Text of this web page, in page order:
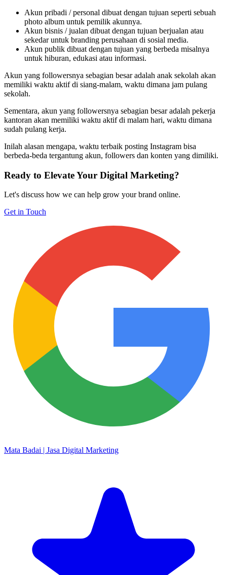
Akun pribadi / personal dibuat dengan tujuan seperti sebuah
photo album untuk pemilik akunnya.
Akun bisnis / jualan dibuat dengan tujuan berjualan atau
sekedar untuk branding perusahaan di sosial media.
Akun publik dibuat dengan tujuan yang berbeda misalnya
untuk hiburan, edukasi atau informasi.
Akun yang followersnya sebagian besar adalah anak sekolah akan
memiliki waktu aktif di siang-malam, waktu dimana jam pulang
sekolah.
Sementara, akun yang followersnya sebagian besar adalah pekerja
kantoran akan memiliki waktu aktif di malam hari, waktu dimana
sudah pulang kerja.
Inilah alasan mengapa, waktu terbaik posting Instagram bisa
berbeda-beda tergantung akun, followers dan konten yang dimiliki.
Ready to Elevate Your Digital Marketing?
Let's discuss how we can help grow your brand online.
Get in Touch
Mata Badai | Jasa Digital Marketing